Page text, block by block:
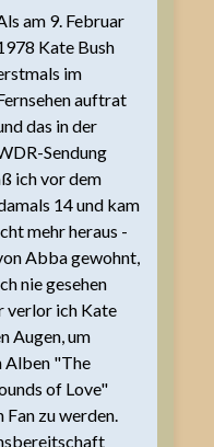
am 9. Februar
Kate Bush
im
auftrat
das in der
Sendung
ich vor dem
14 und kam
mehr heraus -
Abba gewohnt,
nie gesehen
verlor ich Kate
Augen, um
Alben "The
of Love"
zu werden.